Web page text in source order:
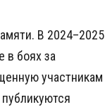
В 2024–2025
в боях за
участникам